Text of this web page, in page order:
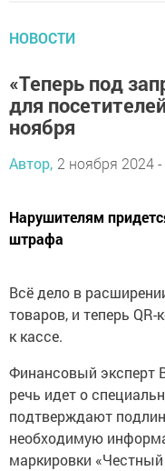
НОВОСТИ
«Теперь под
для
ноября
Автор, 2 ноября 2024 -
Нарушителям
штрафа
Всё дело в
товаров, и теперь
к кассе.
Финансовый эксперт
речь идет о
подтверждают
необходимую
маркировки